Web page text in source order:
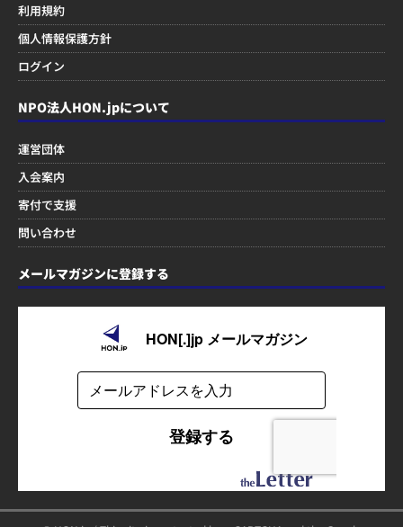
利用規約
個人情報保護方針
ログイン
NPO法人HON.jpについて
運営団体
入会案内
寄付で支援
問い合わせ
メールマガジンに登録する